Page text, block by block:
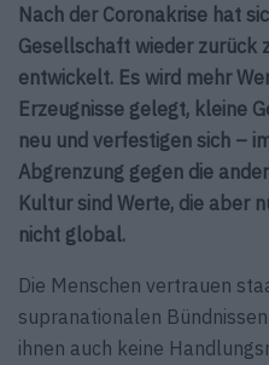
Nach der Coronakrise hat
Gesellschaft wieder
entwickelt. Es wird mehr
Erzeugnisse gelegt, kleine
neu und verfestigen sich –
Abgrenzung gegen die
Kultur sind Werte, die aber
nicht global.
Die Menschen vertrauen
supranationalen
ihnen auch keine